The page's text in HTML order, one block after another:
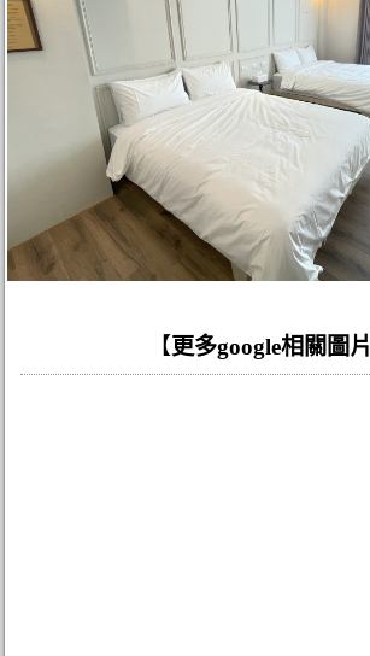
【更多google相關圖片